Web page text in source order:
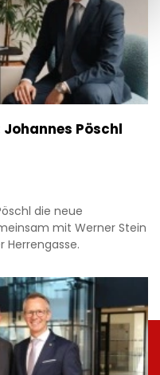
Pöschl
die neue
mit Werner Stein